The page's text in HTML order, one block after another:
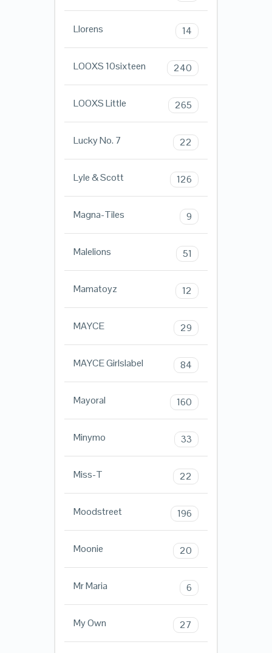
Llorens 14
LOOXS 10sixteen 240
LOOXS Little 265
Lucky No. 7 22
Lyle & Scott 126
Magna-Tiles 9
Malelions 51
Mamatoyz 12
MAYCE 29
MAYCE Girlslabel 84
Mayoral 160
Minymo 33
Miss-T 22
Moodstreet 196
Moonie 20
Mr Maria 6
My Own 27